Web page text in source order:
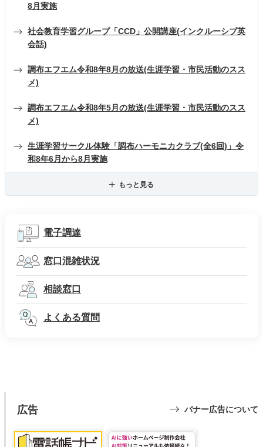
8月実施
社会教育学習グループ「CCD」公開講座(インクルーシブ英
会話)
調布エフエム令和8年8月の放送(生涯学習・市民活動のスス
メ)
調布エフエム令和8年5月の放送(生涯学習・市民活動のスス
メ)
生涯学習サークル体験「調布ハーモニカクラブ(全6回)」令
和8年6月から8月実施
もっと見る
電子調達
窓口混雑状況
相談窓口
よくある質問
広告 バナー広告について